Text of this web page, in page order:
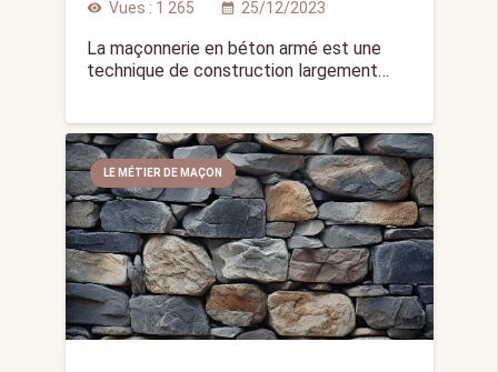
visibility Vues : 1 265 calendar_month 25/12/2023
La maçonnerie en béton armé est une
technique de construction largement…
LE MÉTIER DE MAÇON